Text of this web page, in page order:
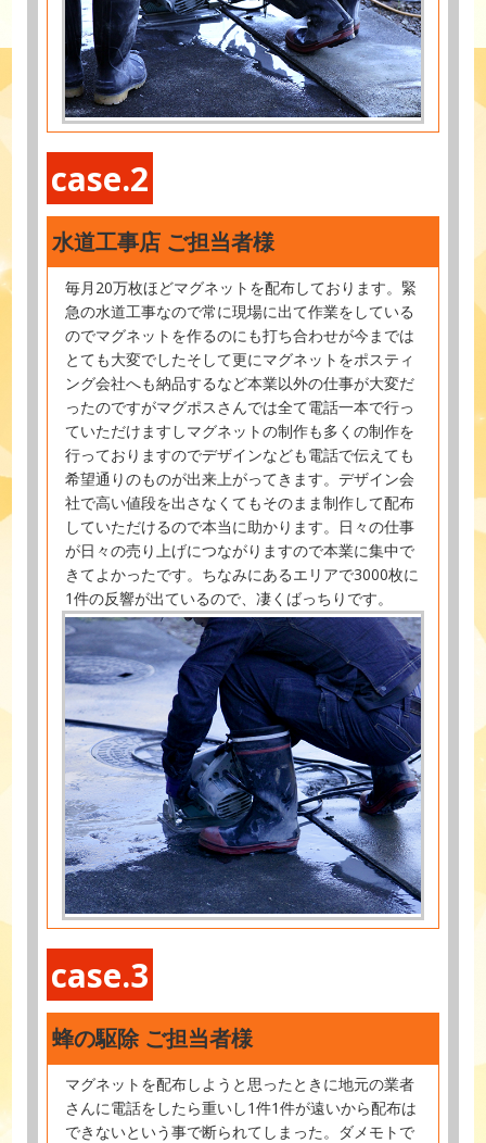
case.2
水道工事店 ご担当者様
毎月20万枚ほどマグネットを配布しております。緊
急の水道工事なので常に現場に出て作業をしている
のでマグネットを作るのにも打ち合わせが今までは
とても大変でしたそして更にマグネットをポスティ
ング会社へも納品するなど本業以外の仕事が大変だ
ったのですがマグポスさんでは全て電話一本で行っ
ていただけますしマグネットの制作も多くの制作を
行っておりますのでデザインなども電話で伝えても
希望通りのものが出来上がってきます。デザイン会
社で高い値段を出さなくてもそのまま制作して配布
していただけるので本当に助かります。日々の仕事
が日々の売り上げにつながりますので本業に集中で
きてよかったです。ちなみにあるエリアで3000枚に
1件の反響が出ているので、凄くばっちりです。
case.3
蜂の駆除 ご担当者様
マグネットを配布しようと思ったときに地元の業者
さんに電話をしたら重いし1件1件が遠いから配布は
できないという事で断られてしまった。ダメモトで